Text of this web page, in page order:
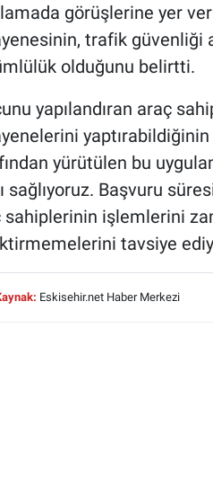
görüşlerine yer
trafik güvenliği
olduğunu belirtti.
yapılandıran araç
yaptırabildiğinin
yürütülen bu
sağlıyoruz. Başvuru
sahiplerinin işlemlerini
tavsiye
Eskisehir.net Haber Merkezi